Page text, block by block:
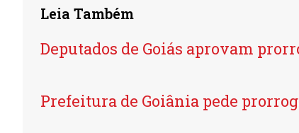
Leia Também
Deputados de Goiás aprovam
Prefeitura de Goiânia pede